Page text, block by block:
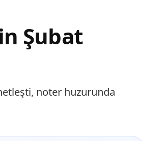
Şubat
noter huzurunda